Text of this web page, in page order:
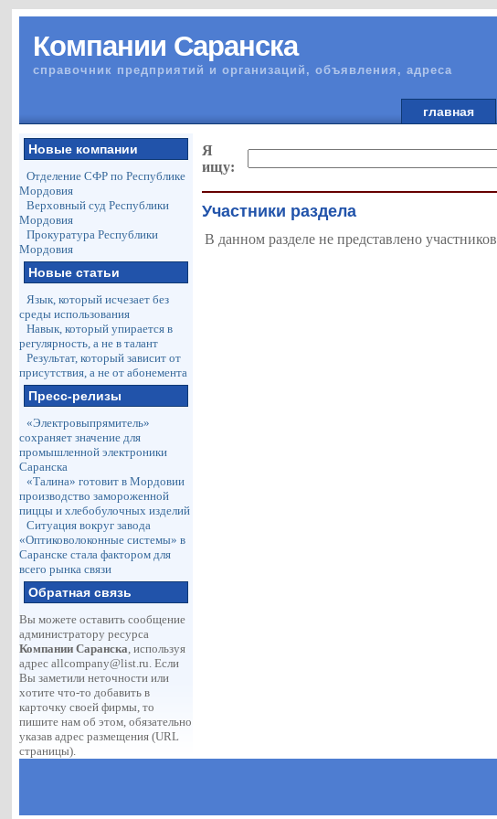
Компании Саранска
справочник предприятий и организаций, объявления, адреса
главная
Новые компании
Отделение СФР по Республике
Мордовия
Верховный суд Республики
Мордовия
Прокуратура Республики
Мордовия
Новые статьи
Язык, который исчезает без
среды использования
Навык, который упирается в
регулярность, а не в талант
Результат, который зависит от
присутствия, а не от абонемента
Пресс-релизы
«Электровыпрямитель»
сохраняет значение для
промышленной электроники
Саранска
«Талина» готовит в Мордовии
производство замороженной
пиццы и хлебобулочных изделий
Ситуация вокруг завода
«Оптиковолоконные системы» в
Саранске стала фактором для
всего рынка связи
Обратная связь
Вы можете оставить сообщение
администратору ресурса
Компании Саранска, используя
адресallcompany@list.ru. Если
Вы заметили неточности или
хотите что-то добавить в
карточку своей фирмы, то
пишите нам об этом, обязательно
указав адрес размещения (URL
страницы).
Я
ищу:
Участники раздела
В данном разделе не представлено участников